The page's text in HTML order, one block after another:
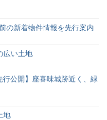
の新着物件情報を先行案内
広い土地
公開】座喜味城跡近く、緑
地